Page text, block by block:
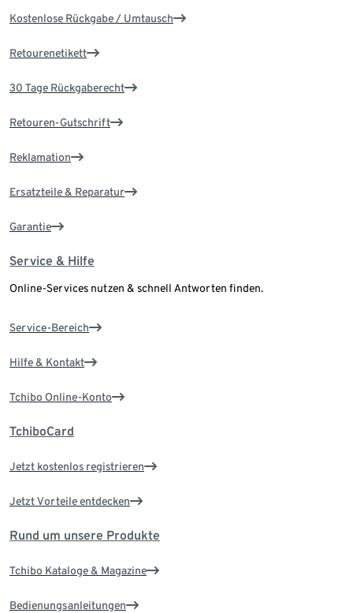
Kostenlose Rückgabe / Umtausch
Retourenetikett
30 Tage Rückgaberecht
Retouren-Gutschrift
Reklamation
Ersatzteile & Reparatur
Garantie
Service & Hilfe
Online-Services nutzen & schnell Antworten finden.
Service-Bereich
Hilfe & Kontakt
Tchibo Online-Konto
TchiboCard
Jetzt kostenlos registrieren
Jetzt Vorteile entdecken
Rund um unsere Produkte
Tchibo Kataloge & Magazine
Bedienungsanleitungen